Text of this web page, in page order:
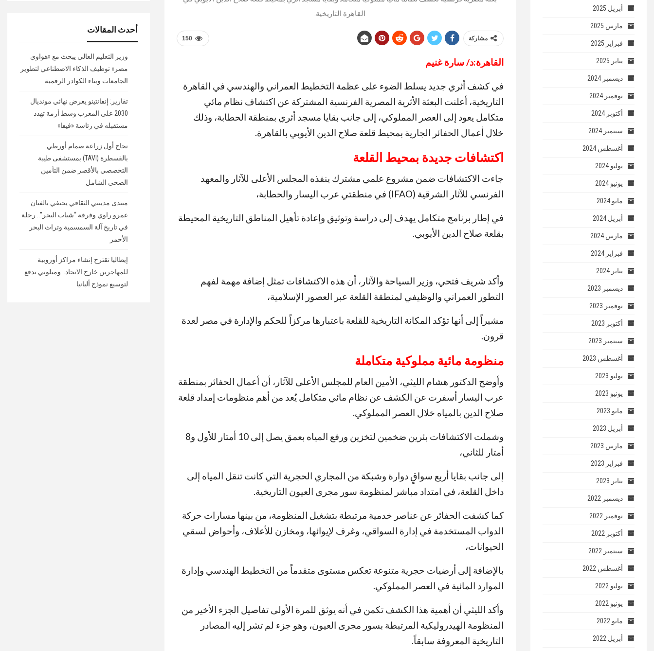
القاهرة التاريخية.
150 مشاركة
القاهرة:د/ سارة غنيم
في كشف أثري جديد يسلط الضوء على عظمة التخطيط العمراني والهندسي في القاهرة
التاريخية، أعلنت البعثة الأثرية المصرية الفرنسية المشتركة عن اكتشاف نظام مائي
متكامل يعود إلى العصر المملوكي، إلى جانب بقايا مسجد أثري بمنطقة الحطابة، وذلك
خلال أعمال الحفائر الجارية بمحيط قلعة صلاح الدين الأيوبي بالقاهرة.
اكتشافات جديدة بمحيط القلعة
جاءت الاكتشافات ضمن مشروع علمي مشترك ينفذه المجلس الأعلى للآثار والمعهد
الفرنسي للآثار الشرقية (IFAO) في منطقتي عرب اليسار والحطابة،
في إطار برنامج متكامل يهدف إلى دراسة وتوثيق وإعادة تأهيل المناطق التاريخية المحيطة
بقلعة صلاح الدين الأيوبي.
وأكد شريف فتحي، وزير السياحة والآثار، أن هذه الاكتشافات تمثل إضافة مهمة لفهم
التطور العمراني والوظيفي لمنطقة القلعة عبر العصور الإسلامية،
مشيراً إلى أنها تؤكد المكانة التاريخية للقلعة باعتبارها مركزاً للحكم والإدارة في مصر لعدة
قرون.
منظومة مائية مملوكية متكاملة
وأوضح الدكتور هشام الليثي، الأمين العام للمجلس الأعلى للآثار، أن أعمال الحفائر بمنطقة
عرب اليسار أسفرت عن الكشف عن نظام مائي متكامل يُعد من أهم منظومات إمداد قلعة
صلاح الدين بالمياه خلال العصر المملوكي.
وشملت الاكتشافات بئرين ضخمين لتخزين ورفع المياه بعمق يصل إلى 10 أمتار للأول و8
أمتار للثاني،
إلى جانب بقايا أربع سواقٍ دوارة وشبكة من المجاري الحجرية التي كانت تنقل المياه إلى
داخل القلعة، في امتداد مباشر لمنظومة سور مجرى العيون التاريخية.
كما كشفت الحفائر عن عناصر خدمية مرتبطة بتشغيل المنظومة، من بينها مسارات حركة
الدواب المستخدمة في إدارة السواقي، وغرف لإيوائها، ومخازن للأعلاف، وأحواض لسقي
الحيوانات،
بالإضافة إلى أرضيات حجرية متنوعة تعكس مستوى متقدماً من التخطيط الهندسي وإدارة
الموارد المائية في العصر المملوكي.
وأكد الليثي أن أهمية هذا الكشف تكمن في أنه يوثق للمرة الأولى تفاصيل الجزء الأخير من
المنظومة الهيدروليكية المرتبطة بسور مجرى العيون، وهو جزء لم تشر إليه المصادر
التاريخية المعروفة سابقاً.
أحدث المقالات
وزير التعليم العالي يبحث مع «هواوي
مصر» توظيف الذكاء الاصطناعي لتطوير
الجامعات وبناء الكوادر الرقمية
تقارير: إنفانتينو يعرض نهائي مونديال
2030 على المغرب وسط أزمة تهدد
مستقبله في رئاسة «فيفا»
نجاح أول زراعة صمام أورطي
بالقسطرة (TAVI) بمستشفى طيبة
التخصصي بالأقصر ضمن التأمين
الصحي الشامل
منتدى مدينتي الثقافي يحتفي بالفنان
عمرو راوي وفرقة “شباب البحر”.. رحلة
في تاريخ آلة السمسمية وتراث البحر
الأحمر
إيطاليا تقترح إنشاء مراكز أوروبية
للمهاجرين خارج الاتحاد.. وميلوني تدفع
لتوسيع نموذج ألبانيا
أبريل 2025
مارس 2025
فبراير 2025
يناير 2025
ديسمبر 2024
نوفمبر 2024
أكتوبر 2024
سبتمبر 2024
أغسطس 2024
يوليو 2024
يونيو 2024
مايو 2024
أبريل 2024
مارس 2024
فبراير 2024
يناير 2024
ديسمبر 2023
نوفمبر 2023
أكتوبر 2023
سبتمبر 2023
أغسطس 2023
يوليو 2023
يونيو 2023
مايو 2023
أبريل 2023
مارس 2023
فبراير 2023
يناير 2023
ديسمبر 2022
نوفمبر 2022
أكتوبر 2022
سبتمبر 2022
أغسطس 2022
يوليو 2022
يونيو 2022
مايو 2022
أبريل 2022